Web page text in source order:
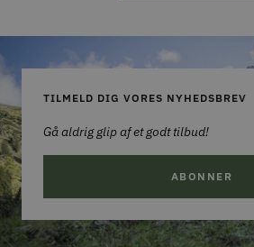
TILMELD DIG VORES NYHEDSBREV
Gå aldrig glip af et godt tilbud!
ABONNER